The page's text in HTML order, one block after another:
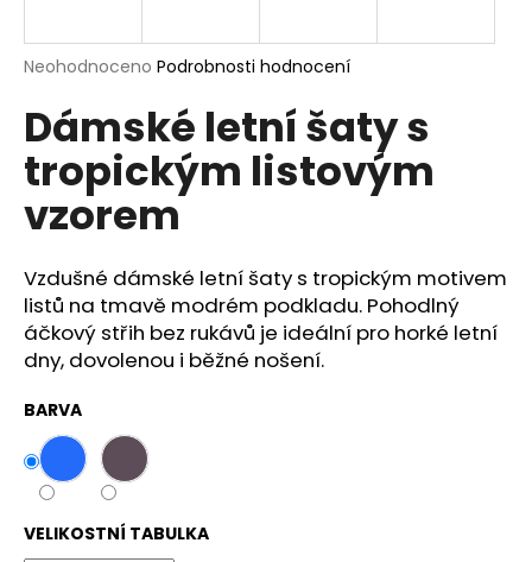
Průměrné
produktu
je
0,0
z
5
hvězdiček.
Neohodnoceno Podrobnosti hodnocení
Dámské letní šaty s
tropickým listovým
vzorem
Vzdušné dámské letní šaty s tropickým motivem
listů na tmavě modrém podkladu. Pohodlný
áčkový střih bez rukávů je ideální pro horké letní
dny, dovolenou i běžné nošení.
BARVA
VELIKOSTNÍ TABULKA
j
t
?
HLEDAT
o
o
č